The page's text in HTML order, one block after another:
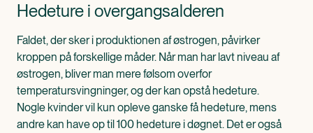
Hedeture i overgangsalderen
Faldet, der sker i produktionen af østrogen, påvirker
kroppen på forskellige måder. Når man har lavt niveau af
østrogen, bliver man mere følsom overfor
temperatursvingninger, og der kan opstå hedeture.
Nogle kvinder vil kun opleve ganske få hedeture, mens
andre kan have op til 100 hedeture i døgnet. Det er også